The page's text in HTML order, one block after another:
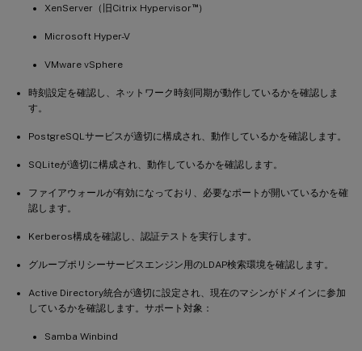
XenServer（旧Citrix Hypervisor™）
Microsoft Hyper-V
VMware vSphere
時刻設定を確認し、ネットワーク時刻同期が動作しているかを確認しま
す。
PostgreSQLサービスが適切に構成され、動作しているかを確認します。
SQLiteが適切に構成され、動作しているかを確認します。
ファイアウォールが有効になっており、必要なポートが開いているかを確
認します。
Kerberos構成を確認し、認証テストを実行します。
グループポリシーサービスエンジン用のLDAP検索環境を確認します。
Active Directory統合が適切に設定され、現在のマシンがドメインに参加
しているかを確認します。サポート対象：
Samba Winbind